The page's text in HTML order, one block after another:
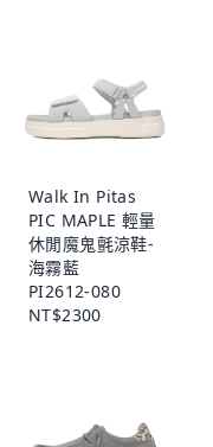
Walk In Pitas
PIC MAPLE 輕量
休閒魔鬼氈涼鞋-
海霧藍
PI2612-080
NT$2300